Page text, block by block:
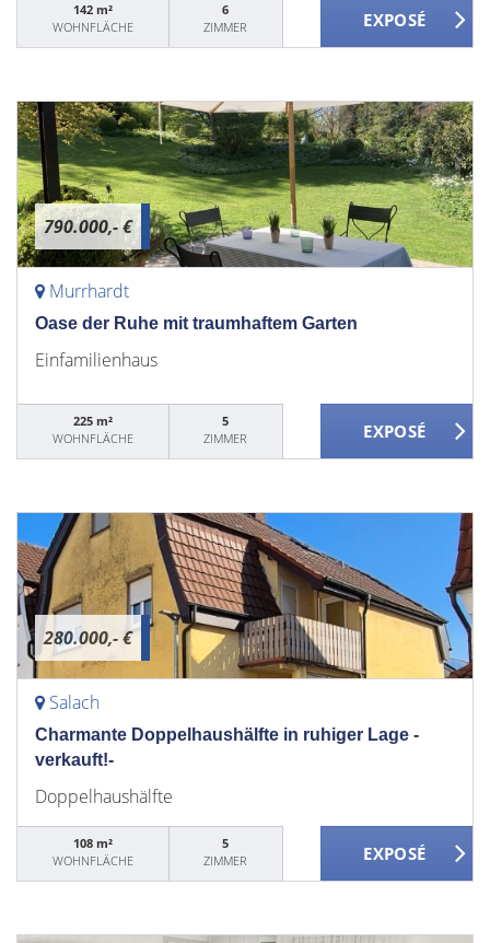
142 m²
WOHNFLÄCHE
6
ZIMMER
790.000,- €
Murrhardt
Oase der Ruhe mit traumhaftem Garten
Einfamilienhaus
225 m²
WOHNFLÄCHE
5
ZIMMER
280.000,- €
Salach
Charmante Doppelhaushälfte in ruhiger Lage -
verkauft!-
Doppelhaushälfte
108 m²
WOHNFLÄCHE
5
ZIMMER